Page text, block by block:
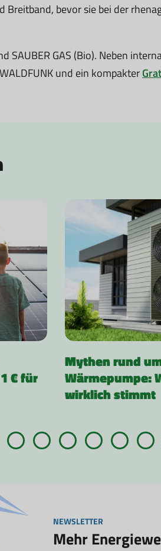
bevor sie bei der
SAUBER GAS (Bio). Neben
und ein kompakter
€ für
Mythen rund
Wärmepumpe:
wirklich stimmt
NEWSLETTER
Mehr